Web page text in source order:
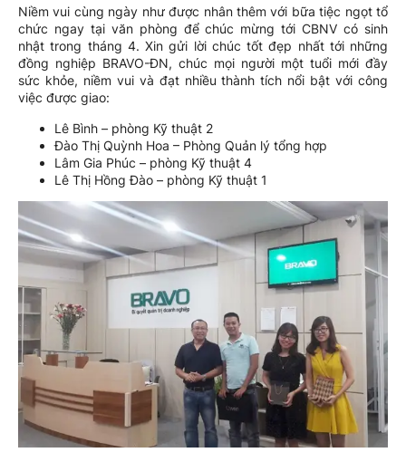
Niềm vui cùng ngày như được nhân thêm với bữa tiệc ngọt tổ
chức ngay tại văn phòng để chúc mừng tới CBNV có sinh
nhật trong tháng 4. Xin gửi lời chúc tốt đẹp nhất tới những
đồng nghiệp BRAVO-ĐN, chúc mọi người một tuổi mới đầy
sức khỏe, niềm vui và đạt nhiều thành tích nổi bật với công
việc được giao:
Lê Bình – phòng Kỹ thuật 2
Đào Thị Quỳnh Hoa – Phòng Quản lý tổng hợp
Lâm Gia Phúc – phòng Kỹ thuật 4
Lê Thị Hồng Đào – phòng Kỹ thuật 1